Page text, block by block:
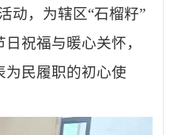
动，为辖区“石榴籽”
祝福与暖心关怀，
为民履职的初心使